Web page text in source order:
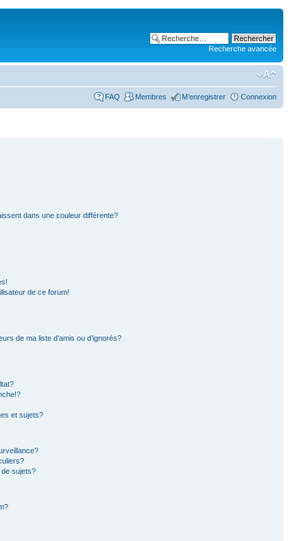
Recherche avancée
FAQ Membres M’enregistrer Connexion
dans une couleur différente?
de ce forum!
de ma liste d’amis ou d’ignorés?
et sujets?
sujets?